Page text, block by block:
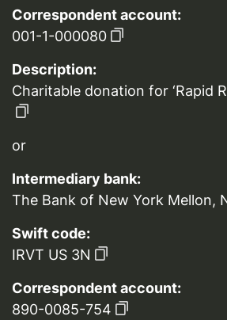
Correspondent account:
001-1-000080
Description:
Charitable donation for ‘Rapid
or
Intermediary bank:
The Bank of New York Mellon,
Swift code:
IRVT US 3N
Correspondent account:
890-0085-754